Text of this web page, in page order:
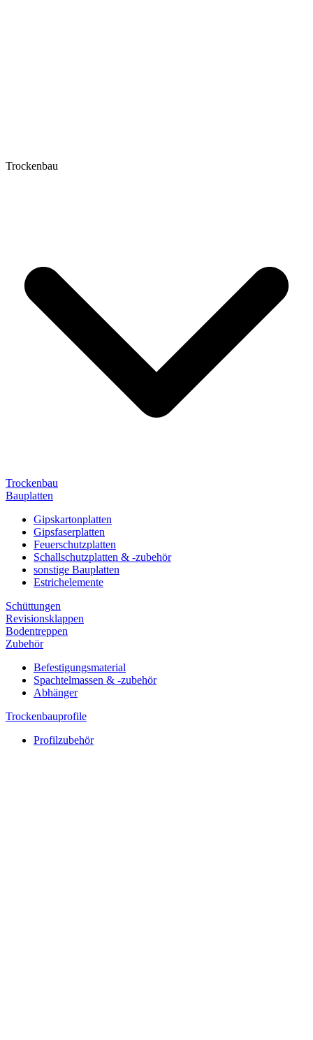
Trockenbau
Trockenbau
Bauplatten
Gipskartonplatten
Gipsfaserplatten
Feuerschutzplatten
Schallschutzplatten & -zubehör
sonstige Bauplatten
Estrichelemente
Schüttungen
Revisionsklappen
Bodentreppen
Zubehör
Befestigungsmaterial
Spachtelmassen & -zubehör
Abhänger
Trockenbauprofile
Profilzubehör